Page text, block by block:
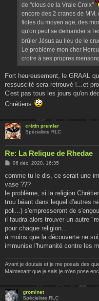
de "clous de la Vraie Croix"
encore des 2 cranes de
fioles du moyen age, des
qu'on peut se demander si
brûler Jésus au lieu de le
Le problème mon cher
croire à ses propres
Fort heureusement, le GRAAL
ressuscité sera retrouvé !...et
C'est pas tous les jours qu'on
Chrétiens
crétin premier
Spécialiste RLC
Re: La Relique de Rhedae
M
s
a
g
e
06 déc. 2020, 16:35
comme tu le dis, ce serait une
vase ???
le problème, si la religion
trou béant dans lequel d'autres
poli...) s'empresseront de
il faudra alors trouver un autre
pour chaque religion...
à moins que la découverte ne
immunise l'humanité contre les
Avant je doutais et je me posais des
Maintenant que je sais je m'en pose
grominet
Spécialiste RLC